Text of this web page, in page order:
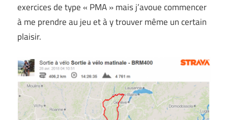
exercices de type « PMA » mais j’avoue commencer
à me prendre au jeu et à y trouver même un certain
plaisir.